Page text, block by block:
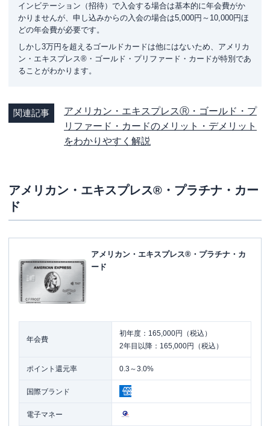
インビテーション（招待）で入会する場合は基本的に年会費がか
かりませんが、申し込みからの入会の場合は5,000円～10,000円ほ
どの年会費が必要です。
しかし3万円を超えるゴールドカードは他にはないため、アメリカ
ン・エキスプレス®・ゴールド・プリファード・カードが特別であ
ることがわかります。
関連記事
アメリカン・エキスプレスⓇ・ゴールド・プ
リファード・カードのメリット・デメリット
をわかりやすく解説
アメリカン・エキスプレス®・プラチナ・カー
ド
アメリカン・エキスプレス®・プラチナ・カ
ード
年会費
初年度：165,000円（税込）
2年目以降：165,000円（税込）
ポイント還元率 0.3～3.0%
国際ブランド
電子マネー